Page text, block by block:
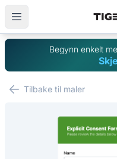
Begynn enkelt
Tilbake til maler